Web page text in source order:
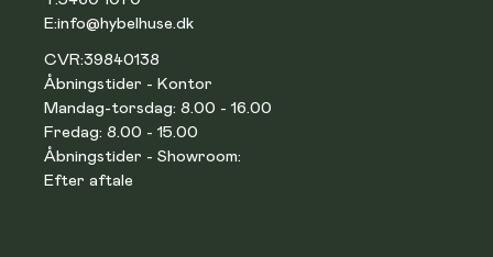
E:info@hybelhuse.dk
CVR:39840138
Åbningstider - Kontor
Mandag-torsdag: 8.00 - 16.00
Fredag: 8.00 - 15.00
Åbningstider - Showroom:
Efter aftale